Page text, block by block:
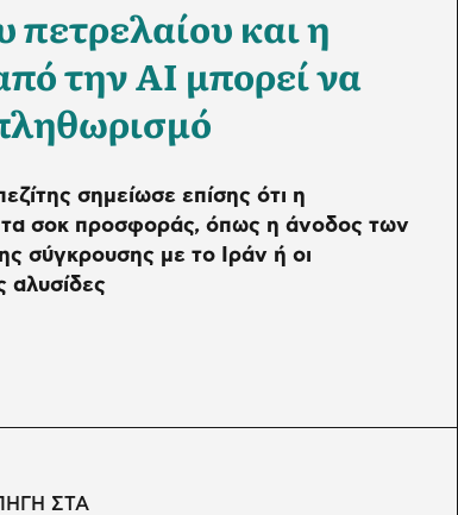
πετρελαίου και η
την AI μπορεί να
σημείωσε επίσης ότι η
τα σοκ προσφοράς, όπως η άνοδος των
σύγκρουσης με το Ιράν ή οι
αλυσίδες
ΣΤΑ